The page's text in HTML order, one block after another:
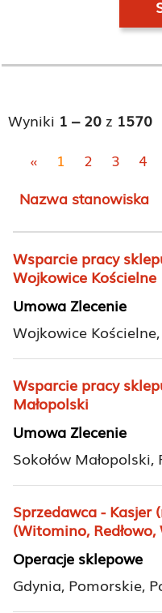
Wyniki 1 – 20 z 1570
«
1 2 3 4
Nazwa stanowiska
Wsparcie pracy
Wojkowice Kościelne
Umowa Zlecenie
Wojkowice
Wsparcie pracy
Małopolski
Umowa Zlecenie
Sokołów
Sprzedawca -
(Witomino, Redłowo,
Operacje sklepowe
Gdynia, Pomorskie,